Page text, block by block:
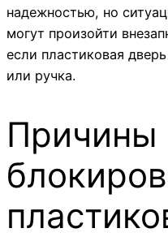
надежностью, но
могут произойти
если пластиковая
или ручка.
Причины